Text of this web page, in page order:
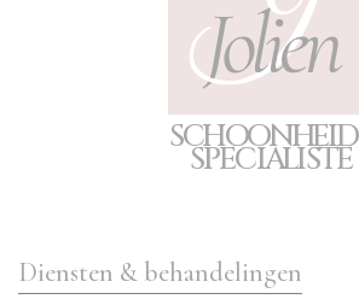
SCHOONHEI
SPECIALISTE
Diensten & behandelingen